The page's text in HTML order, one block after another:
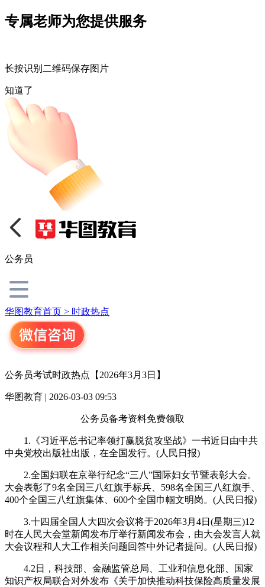
专属老师为您提供服务
长按识别二维码保存图片
知道了
公务员
华图教育首页 > 时政热点
公务员考试时政热点【2026年3月3日】
华图教育 | 2026-03-03 09:53
公务员备考资料免费领取
1.《习近平总书记率领打赢脱贫攻坚战》一书近日由中共
中央党校出版社出版，在全国发行。(人民日报)
2.全国妇联在京举行纪念“三八”国际妇女节暨表彰大会。
大会表彰了9名全国三八红旗手标兵、598名全国三八红旗手、
400个全国三八红旗集体、600个全国巾帼文明岗。(人民日报)
3.十四届全国人大四次会议将于2026年3月4日(星期三)12
时在人民大会堂新闻发布厅举行新闻发布会，由大会发言人就
大会议程和人大工作相关问题回答中外记者提问。(人民日报)
4.2日，科技部、金融监管总局、工业和信息化部、国家
知识产权局联合对外发布《关于加快推动科技保险高质量发展